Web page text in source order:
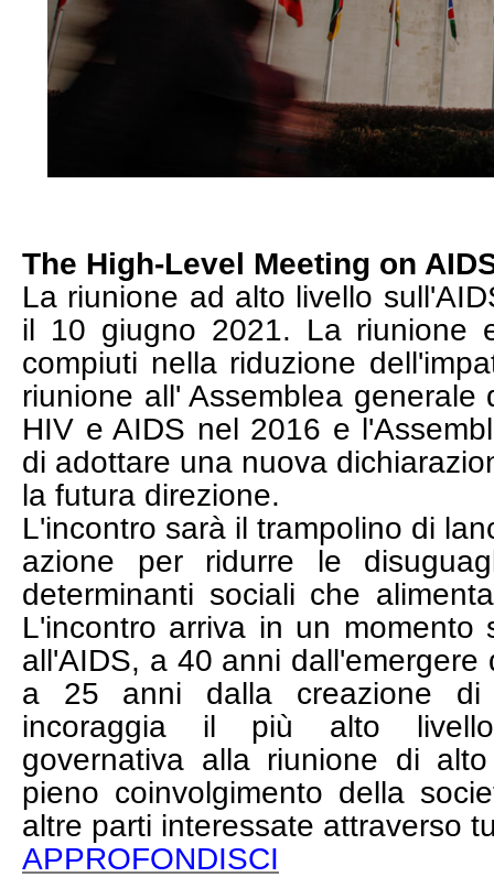
The High-Level Meeting on
La riunione ad alto livello
il 10 giugno 2021. La riunione
compiuti nella riduzione
riunione all' Assemblea generale
HIV e AIDS nel 2016 e
di adottare una nuova
la futura direzione.
L'incontro sarà il trampolino di
azione per ridurre le
determinanti sociali che
L'incontro arriva in un momento
all'AIDS, a 40 anni dall'emergere
a 25 anni dalla creazione di
incoraggia il più alto
governativa alla riunione di
pieno coinvolgimento della
altre parti interessate attraverso
APPROFONDISCI